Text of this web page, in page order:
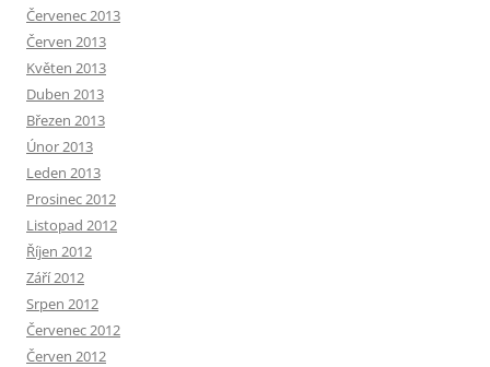
Červenec 2013
Červen 2013
Květen 2013
Duben 2013
Březen 2013
Únor 2013
Leden 2013
Prosinec 2012
Listopad 2012
Říjen 2012
Září 2012
Srpen 2012
Červenec 2012
Červen 2012